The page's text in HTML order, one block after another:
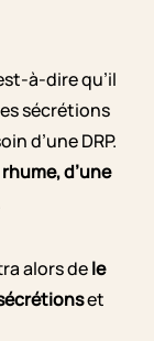
à-dire qu’il
sécrétions
d’une DRP.
d’une
alors dele
et